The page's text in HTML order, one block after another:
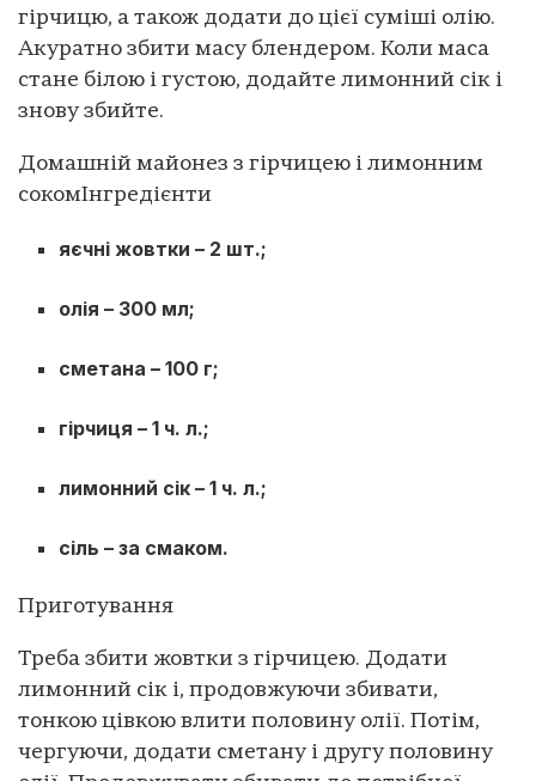
гірчицю, а також додати до цієї суміші олію.
Акуратно збити масу блендером. Коли маса
стане білою і густою, додайте лимонний сік і
знову збийте.
Домашній майонез з гірчицею і лимонним
сокомІнгредієнти
яєчні жовтки – 2 шт.;
олія – 300 мл;
сметана – 100 г;
гірчиця – 1 ч. л.;
лимонний сік – 1 ч. л.;
сіль – за смаком.
Приготування
Треба збити жовтки з гірчицею. Додати
лимонний сік і, продовжуючи збивати,
тонкою цівкою влити половину олії. Потім,
чергуючи, додати сметану і другу половину